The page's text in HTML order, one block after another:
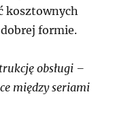
kosztownych
formie.
obsługi –
między seriami